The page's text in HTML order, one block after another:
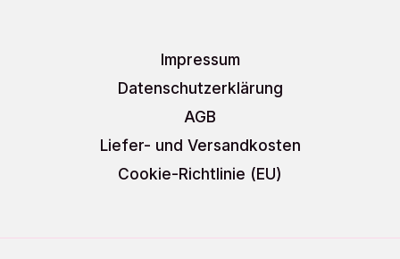
Impressum
Datenschutzerklärung
AGB
Liefer- und Versandkosten
Cookie-Richtlinie (EU)